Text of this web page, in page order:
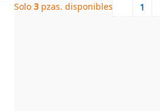
Solo 3 pzas. disponibles